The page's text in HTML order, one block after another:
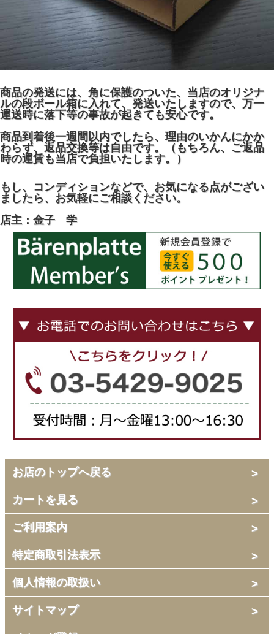
商品の発送には、角に保護のついた、当店のオリジナ
ルの段ボール箱に入れて、発送いたしますので、万一
運送時に落下等の事故が起きても安心です。
商品到着後一週間以内でしたら、理由のいかんにかか
わらず、返品交換等は自由です。（もちろん、ご返品
時の運賃も当店で負担いたします。）
もし、コンディションなどで、お気になる点がござい
ましたら、お気軽にご相談ください。
店主：金子 学
お店のトップへ戻る
カートを見る
ご利用案内
特定商取引法表示
個人情報の取扱い
サイトマップ